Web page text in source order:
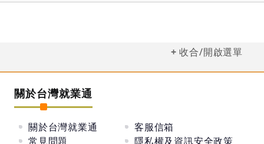
收合/開啟選單
關於台灣就業通
關於台灣就業通
客服信箱
常見問題
隱私權及資訊安全政策